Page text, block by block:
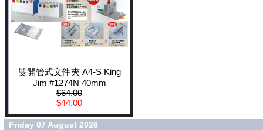
雙開管式文件夾 A4-S King
Jim #1274N 40mm
$64.00
$44.00
Friday 07 August 2026